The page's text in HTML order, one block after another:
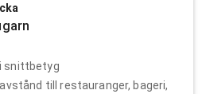
snittbetyg
till restauranger, bageri,